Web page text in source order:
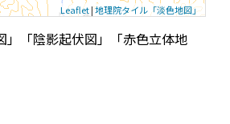
Leaflet|地理院タイル「淡色地図」
」「陰影起伏図」「赤色立体地